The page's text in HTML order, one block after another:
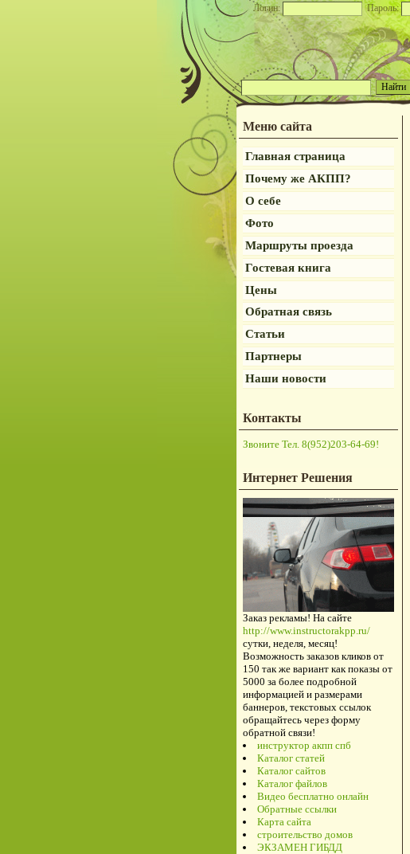
Логин: Пароль:
Меню сайта
Главная страница
Почему же АКПП?
О себе
Фото
Маршруты проезда
Гостевая книга
Цены
Обратная связь
Статьи
Партнеры
Наши новости
Контакты
Звоните Тел. 8(952)203-64-69!
Интернет Решения
Заказ рекламы! На сайте
http://www.instructorakpp.ru/
сутки, неделя, месяц!
Возможность заказов кликов от
150 так же вариант как показы от
5000 за более подробной
информацией и размерами
баннеров, текстовых ссылок
обращайтесь через форму
обратной связи!
инструктор акпп спб
Каталог статей
Каталог сайтов
Каталог файлов
Видео бесплатно онлайн
Обратные ссылки
Карта сайта
строительство домов
ЭКЗАМЕН ГИБДД